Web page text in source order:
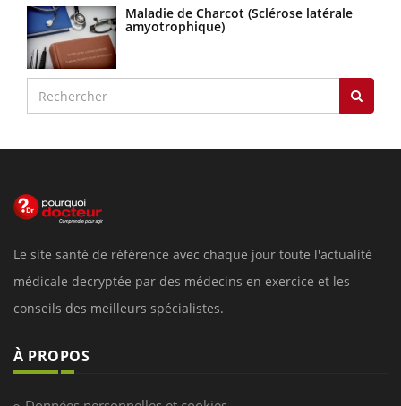
Maladie de Charcot (Sclérose latérale
amyotrophique)
Le site santé de référence avec chaque jour toute l'actualité
médicale decryptée par des médecins en exercice et les
conseils des meilleurs spécialistes.
À PROPOS